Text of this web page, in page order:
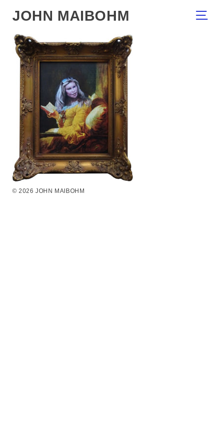
JOHN MAIBOHM
© 2026 JOHN MAIBOHM